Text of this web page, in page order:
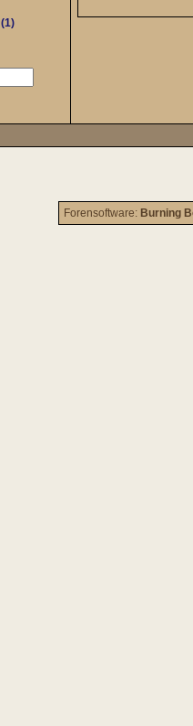
(1)
Forensoftware: Burning